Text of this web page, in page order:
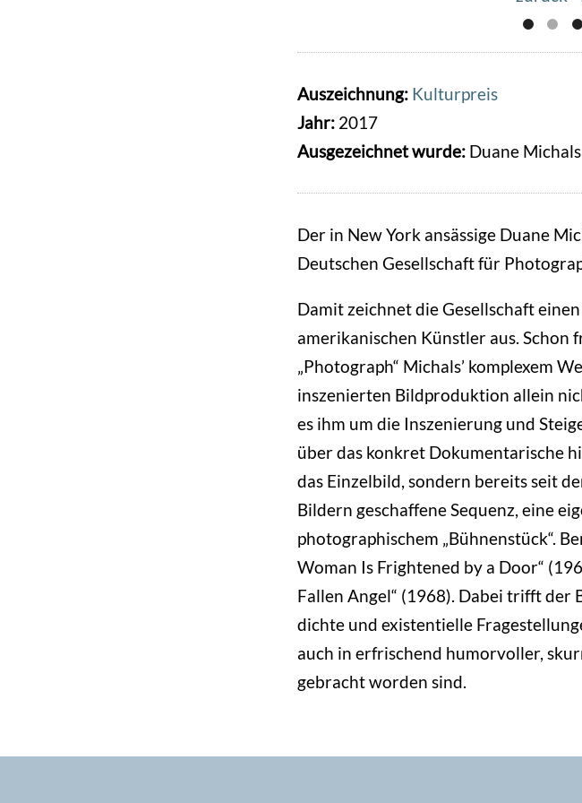
Auszeichnung: Kulturpreis
Jahr: 2017
Ausgezeichnet wurde: Duane Michals
Der in New York ansässige Duane
Deutschen Gesellschaft für
Damit zeichnet die Gesellschaft
amerikanischen Künstler aus. Schon
„Photograph“ Michals’ komplexem
inszenierten Bildproduktion allein
es ihm um die Inszenierung und
über das konkret Dokumentarische
das Einzelbild, sondern bereits seit
Bildern geschaffene Sequenz, eine
photographischem „Bühnenstück“.
Woman Is Frightened by a Door“
Fallen Angel“ (1968). Dabei trifft
dichte und existentielle
auch in erfrischend humorvoller,
gebracht worden sind.